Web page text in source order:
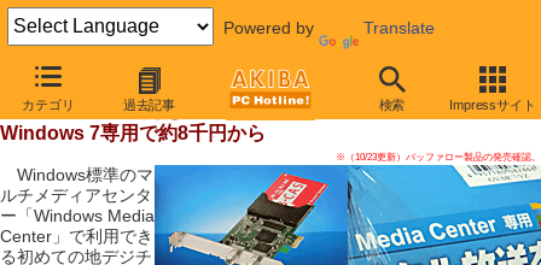
Powered by Translate
カテゴリ 過去記事 検索 Impressサイト
【 2009年10月24日号 】
Media Centerで使える地デジチューナー発売
Windows 7専用で約8千円から
※（10/23更新）バッファロー製品の発売確認。
Windows標準のマ
ルチメディアセンタ
ー「Windows Media
Center」で利用でき
る初めての地デジチ